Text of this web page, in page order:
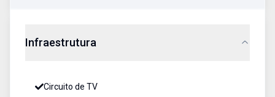
Infraestrutura
Circuito de TV